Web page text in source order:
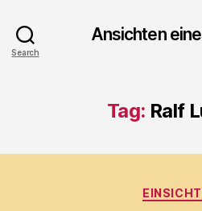
Search
Ansichten
Tag: Ralf